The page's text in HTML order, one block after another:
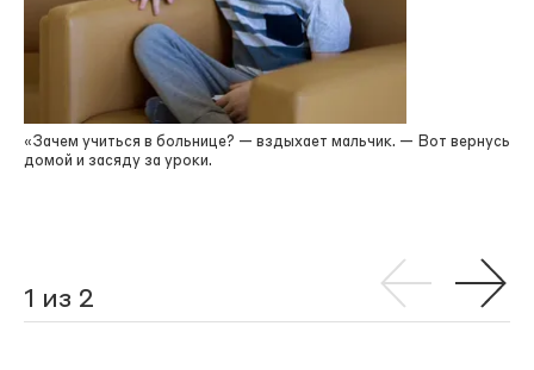
«Зачем учиться в больнице? — вздыхает мальчик. — Вот вернусь
домой и засяду за уроки.
1 из 2